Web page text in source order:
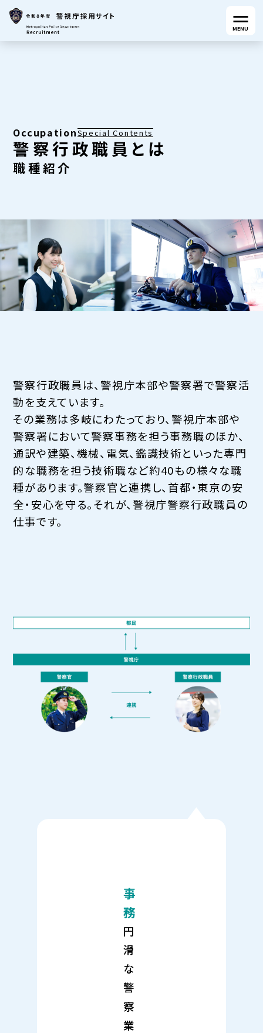
MENU
OccupationSpecial Contents
警察行政職員とは
職種紹介
警察行政職員は、警視庁本部や警察署で警察活
動を支えています。
その業務は多岐にわたっており、警視庁本部や
警察署において警察事務を担う事務職のほか、
通訳や建築、機械、電気、鑑識技術といった専門
的な職務を担う技術職など約40もの様々な職
種があります。警察官と連携し、首都・東京の安
全・安心を守る。それが、警視庁警察行政職員の
仕事です。
事
務
円
滑
な
警
察
業